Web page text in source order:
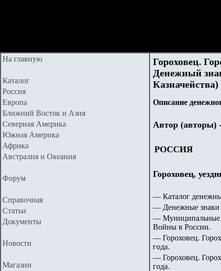
На главную
Каталог
Россия
Европа
Ближний Восток и Азия
Северная Америка
Южная Америка
Африка
Австралия и Океания
Форум
Справочная
Статьи
Документы
Новости
Магазин
Гороховец.
Денежный
Казначейства)
Описание
Автор (авторы)
РОССИЯ
Гороховец,
— Каталог
— Денежные знаки
— Муниципальные
Войны в России.
— Гороховец.
года.
— Гороховец.
года.